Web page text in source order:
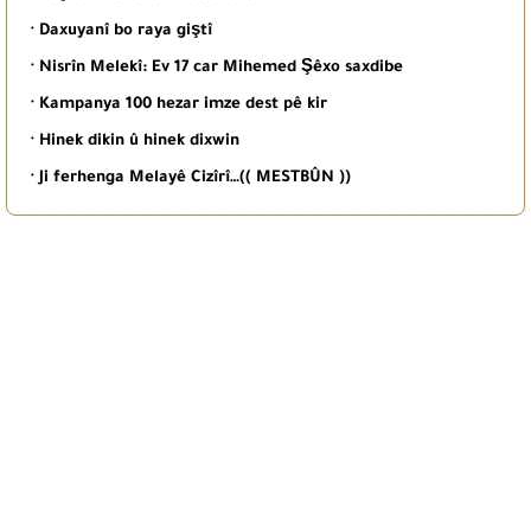
· Daxuyanî bo raya giştî
· Nisrîn Melekî: Ev 17 car Mihemed Şêxo saxdibe
· Kampanya 100 hezar imze dest pê kir
· Hinek dikin û hinek dixwin
· Ji ferhenga Melayê Cizîrî…(( MESTBÛN ))